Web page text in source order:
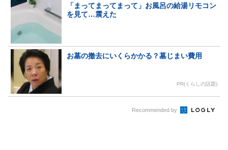
「まってまってまって」お風呂の給湯リモコン
を見て…震えた
お墓の撤去にいくらかかる？墓じまい費用
PR(くらしの話題)
Recommended by